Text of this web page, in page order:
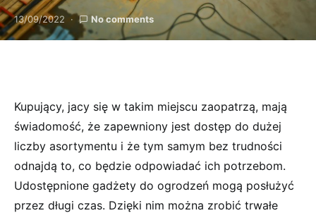
13/09/2022 No comments
Kupujący, jacy się w takim miejscu zaopatrzą, mają
świadomość, że zapewniony jest dostęp do dużej
liczby asortymentu i że tym samym bez trudności
odnajdą to, co będzie odpowiadać ich potrzebom.
Udostępnione gadżety do ogrodzeń mogą posłużyć
przez długi czas. Dzięki nim można zrobić trwałe